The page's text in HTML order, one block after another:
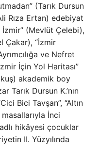
(Tarık Dursun
Rıza Ertan) edebiyat
İzmir” (Mevlüt Çelebi),
Çakar), “İzmir
ve Nefret
İçin Yol Haritası”
akademik boy
Tarık Dursun K.’nın
Bici Tavşan”, “Altın
masallarıyla İnci
hikâyesi çocuklar
II. Yüzyılında